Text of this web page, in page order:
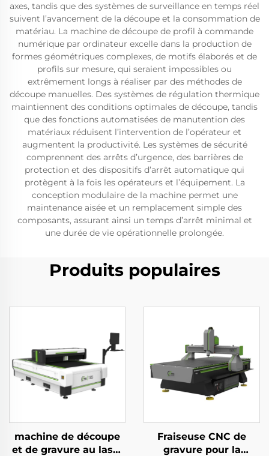
axes, tandis que des systèmes de surveillance en temps réel
suivent l’avancement de la découpe et la consommation de
matériau. La machine de découpe de profil à commande
numérique par ordinateur excelle dans la production de
formes géométriques complexes, de motifs élaborés et de
profils sur mesure, qui seraient impossibles ou
extrêmement longs à réaliser par des méthodes de
découpe manuelles. Des systèmes de régulation thermique
maintiennent des conditions optimales de découpe, tandis
que des fonctions automatisées de manutention des
matériaux réduisent l’intervention de l’opérateur et
augmentent la productivité. Les systèmes de sécurité
comprennent des arrêts d’urgence, des barrières de
protection et des dispositifs d’arrêt automatique qui
protègent à la fois les opérateurs et l’équipement. La
conception modulaire de la machine permet une
maintenance aisée et un remplacement simple des
composants, assurant ainsi un temps d’arrêt minimal et
une durée de vie opérationnelle prolongée.
Produits populaires
machine de découpe
et de gravure au laser
Fraiseuse CNC de
gravure pour la